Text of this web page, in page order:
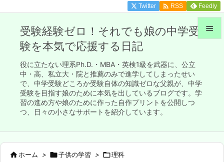
受験経験ゼロ！それでも娘の中学受
験を本気で応援する日記
役に立たない理系Ph.D.・MBA・英検1級を武器に、公立
中・高、私立大・院と推薦のみで進学してしまったせい
で、中学受験どころか受験自体の知識ゼロな父親が、中学
受験を目指す娘のために本気を出しているブログです。学
習の進め方や娘のために作った自作プリントを公開しつ
つ、日々の小さなサポートを紹介しています。

Twitter  RSS Feedly
ホーム > 子供の学習 > 理科